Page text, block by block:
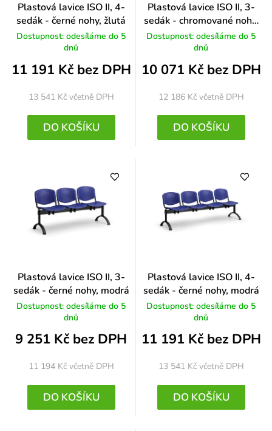
Plastová lavice ISO II, 4-
sedák - černé nohy, žlutá
Dostupnost: odesíláme do 5
dnů
11 191 Kč bez DPH
13 541 Kč včetně DPH
DO KOŠÍKU
Plastová lavice ISO II, 3-
sedák - chromované nohy,
zelená
Dostupnost: odesíláme do 5
dnů
10 071 Kč bez DPH
12 186 Kč včetně DPH
DO KOŠÍKU
Plastová lavice ISO II, 3-
sedák - černé nohy, modrá
Dostupnost: odesíláme do 5
dnů
9 251 Kč bez DPH
11 194 Kč včetně DPH
DO KOŠÍKU
Plastová lavice ISO II, 4-
sedák - černé nohy, modrá
Dostupnost: odesíláme do 5
dnů
11 191 Kč bez DPH
13 541 Kč včetně DPH
DO KOŠÍKU